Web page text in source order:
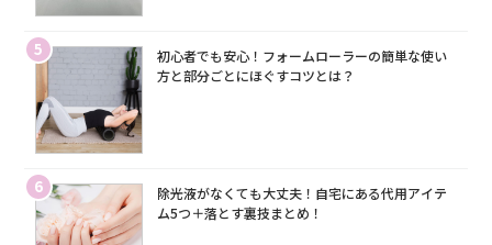
5
初心者でも安心！フォームローラーの簡単な使い
方と部分ごとにほぐすコツとは？
6
除光液がなくても大丈夫！自宅にある代用アイテ
ム5つ＋落とす裏技まとめ！